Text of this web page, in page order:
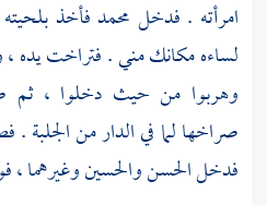
امرأته . فدخل محمدفأخذ
لساءه مكانك مني . فتراخت يده ،
وهربوا من حيث دخلوا ، ثم
صراخها لما في الدار من الجلبة
فدخلالحسن والحسينوغيرهما